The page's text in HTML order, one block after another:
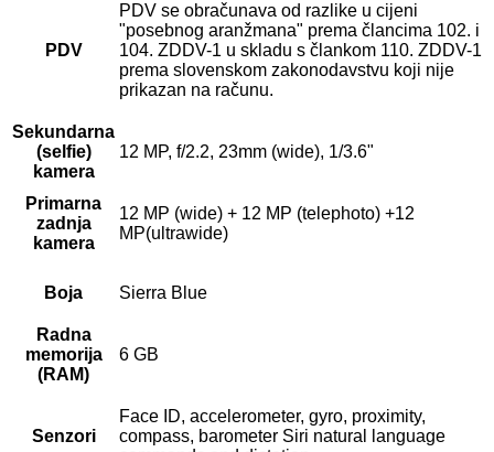
PDV
PDV se obračunava od razlike u cijeni
"posebnog aranžmana" prema člancima 102. i
104. ZDDV-1 u skladu s člankom 110. ZDDV-1
prema slovenskom zakonodavstvu koji nije
prikazan na računu.
Sekundarna
(selfie)
kamera
12 MP, f/2.2, 23mm (wide), 1/3.6"
Primarna
zadnja
kamera
12 MP (wide) + 12 MP (telephoto) +12
MP(ultrawide)
Boja Sierra Blue
Radna
memorija
(RAM)
6 GB
Senzori
Face ID, accelerometer, gyro, proximity,
compass, barometer Siri natural language